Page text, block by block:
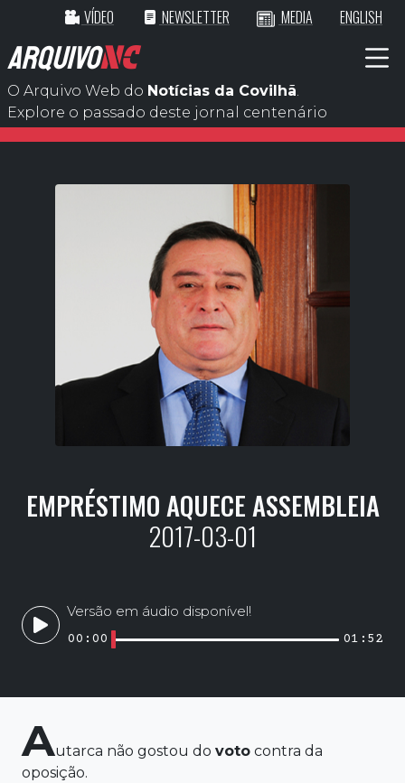
VÍDEO NEWSLETTER MEDIA ENGLISH
ARQUIVONC
O Arquivo Web do Notícias da Covilhã.
Explore o passado deste jornal centenário
EMPRÉSTIMO AQUECE ASSEMBLEIA
2017-03-01
Versão em áudio disponível!
00:00 01:52
Autarca não gostou do voto contra da
oposição.